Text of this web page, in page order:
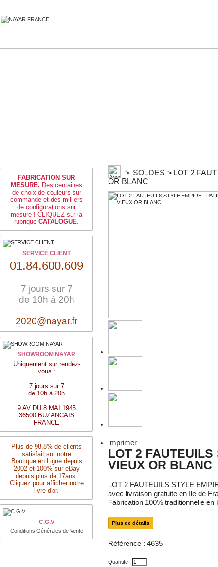
FABRICATION SUR
MESURE. Des centaines
de choix de couleurs sur
commande et des milliers
de configurations sur
mesure ! CLIQUEZ sur la
rubrique CATALOGUE.
SERVICE CLIENT
01.84.600.609
7 jours sur 7
de 10h à 20h
2020@nayar.fr
SHOWROOM NAYAR
Uniquement sur rendez-
vous :
7 jours sur 7
de 10h à 20h
9 AV DU 8 MAI 1945
36500 BUZANCAIS
FRANCE
Plus de 98.8% de clients
satisfait sur notre
Boutique en Ligne depuis
2002 et 100% sur eBay
depuis plus de 17ans.
Cliquez pour afficher notre
livre d'or.
C.G.V
Conditions Générales de Vente
> SOLDES > LOT 2
OR BLANC
Imprimer
LOT 2 FAUTEUILS
VIEUX OR BLANC
LOT 2 FAUTEUILS STYLE
avec livraison gratuite en Ile de
Fabrication 100% traditionnelle
Plus de détails
Référence : 4635
Quantité :